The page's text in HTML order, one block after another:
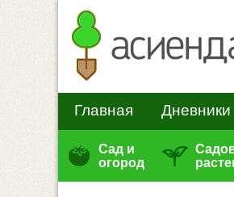
Главная Дневники
Сад и
огород